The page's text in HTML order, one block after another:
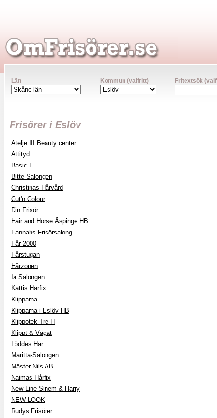
Län Kommun (valfritt) Fritextsök
Frisörer i Eslöv
Atelje III Beauty center
Attityd
Basic E
Bitte Salongen
Christinas Hårvård
Cut'n Colour
Din Frisör
Hair and Horse Äspinge HB
Hannahs Frisörsalong
Hår 2000
Hårstugan
Hårzonen
Ia Salongen
Kattis Hårfix
Klipparna
Klipparna i Eslöv HB
Klippotek Tre H
Klippt & Vågat
Löddes Hår
Maritta-Salongen
Mäster Nils AB
Naimas Hårfix
New Line Sinem & Harry
NEW LOOK
Rudys Frisörer